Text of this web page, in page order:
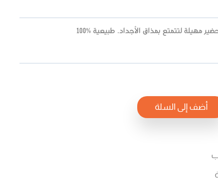
مهيلة لتتمتع بمذاق الأجداد. طبيعية %100
أضف إلى السلة